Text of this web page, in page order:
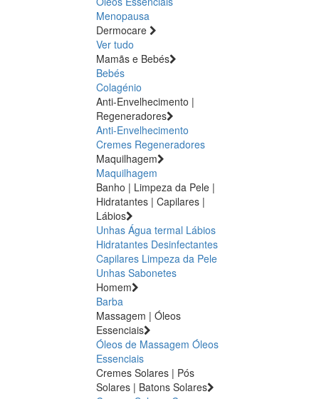
Menopausa
Dermocare
Ver tudo
Mamãs e Bebés
Bebés
Colagénio
Anti-Envelhecimento |
Regeneradores
Anti-Envelhecimento
Cremes Regeneradores
Maquilhagem
Maquilhagem
Banho | Limpeza da Pele |
Hidratantes | Capilares |
Lábios
Unhas Água termal Lábios
Hidratantes Desinfectantes
Capilares Limpeza da Pele
Unhas Sabonetes
Homem
Barba
Massagem | Óleos
Essenciais
Óleos de Massagem Óleos
Essenciais
Cremes Solares | Pós
Solares | Batons Solares